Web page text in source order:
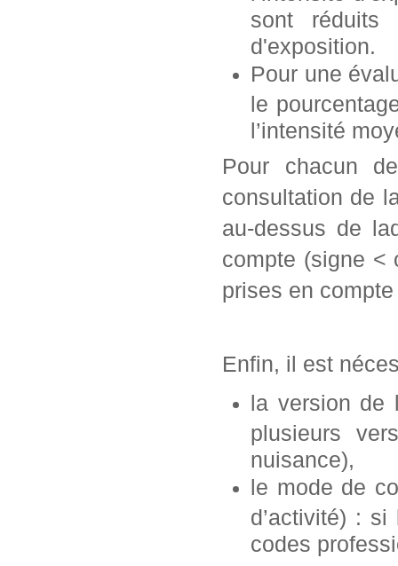
sont réduits
d'exposition.
Pour une
le
l’intensité
Pour chacun
consultation de
au-dessus de
compte (signe <
prises en
Enfin, il est
la version de
plusieurs
nuisance),
le mode de
d’activité) :
codes